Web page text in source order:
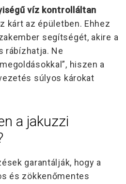
víz kontrolláltan
kárt az épületben. Ehhez
segítségét, akire a
rábízhatja. Ne
hiszen a
súlyos károkat
a jakuzzi
garantálják, hogy a
és zökkenőmentes